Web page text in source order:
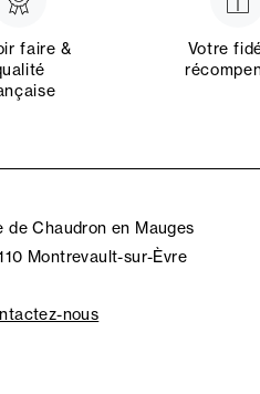
faire &
Votre
de Chaudron en Mauges
Montrevault-sur-Èvre
nous